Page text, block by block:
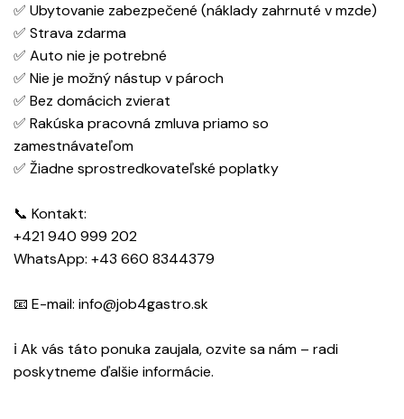
✅ Ubytovanie zabezpečené (náklady zahrnuté v mzde)
✅ Strava zdarma
✅ Auto nie je potrebné
✅ Nie je možný nástup v pároch
✅ Bez domácich zvierat
✅ Rakúska pracovná zmluva priamo so
zamestnávateľom
✅ Žiadne sprostredkovateľské poplatky
📞 Kontakt:
‪+421 940 999 202‬
WhatsApp: ‪+43 660 8344379‬
📧 E-mail: info@job4gastro.sk
ℹ Ak vás táto ponuka zaujala, ozvite sa nám – radi
poskytneme ďalšie informácie.